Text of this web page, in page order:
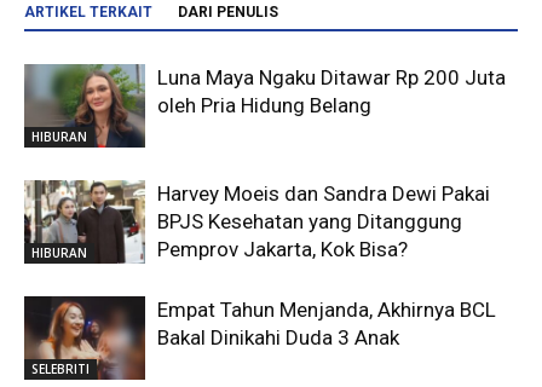
ARTIKEL TERKAIT DARI PENULIS
HIBURAN
Luna Maya Ngaku Ditawar Rp 200 Juta
oleh Pria Hidung Belang
HIBURAN
Harvey Moeis dan Sandra Dewi Pakai
BPJS Kesehatan yang Ditanggung
Pemprov Jakarta, Kok Bisa?
SELEBRITI
Empat Tahun Menjanda, Akhirnya BCL
Bakal Dinikahi Duda 3 Anak